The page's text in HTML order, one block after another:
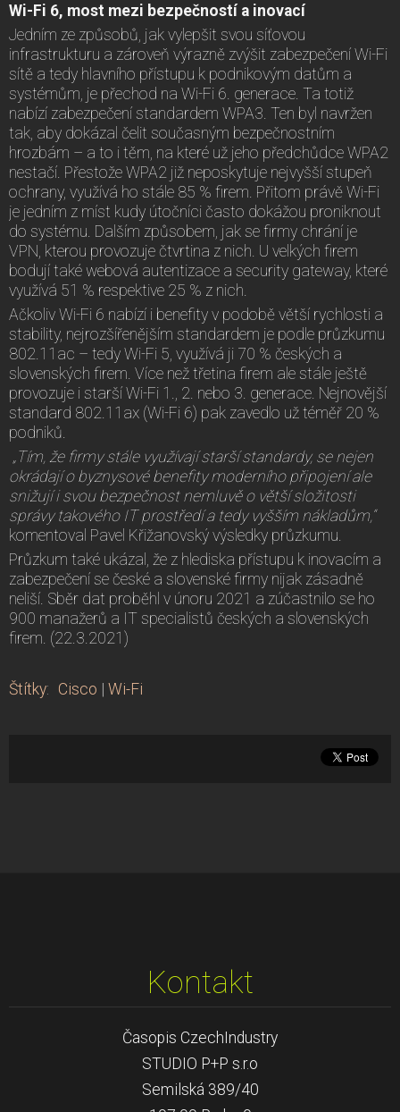
Wi-Fi 6, most mezi bezpečností a inovací
Jedním ze způsobů, jak vylepšit svou síťovou
infrastrukturu a zároveň výrazně zvýšit zabezpečení Wi-Fi
sítě a tedy hlavního přístupu k podnikovým datům a
systémům, je přechod na Wi-Fi 6. generace. Ta totiž
nabízí zabezpečení standardem WPA3. Ten byl navržen
tak, aby dokázal čelit současným bezpečnostním
hrozbám – a to i těm, na které už jeho předchůdce WPA2
nestačí. Přestože WPA2 již neposkytuje nejvyšší stupeň
ochrany, využívá ho stále 85 % firem. Přitom právě Wi-Fi
je jedním z míst kudy útočníci často dokážou proniknout
do systému. Dalším způsobem, jak se firmy chrání je
VPN, kterou provozuje čtvrtina z nich. U velkých firem
bodují také webová autentizace a security gateway, které
využívá 51 % respektive 25 % z nich.
Ačkoliv Wi-Fi 6 nabízí i benefity v podobě větší rychlosti a
stability, nejrozšířenějším standardem je podle průzkumu
802.11ac – tedy Wi-Fi 5, využívá ji 70 % českých a
slovenských firem. Více než třetina firem ale stále ještě
provozuje i starší Wi-Fi 1., 2. nebo 3. generace. Nejnovější
standard 802.11ax (Wi-Fi 6) pak zavedlo už téměř 20 %
podniků.
„Tím, že firmy stále využívají starší standardy, se nejen
okrádají o byznysové benefity moderního připojení ale
snižují i svou bezpečnost nemluvě o větší složitosti
správy takového IT prostředí a tedy vyšším nákladům,“
komentoval Pavel Křižanovský výsledky průzkumu.
Průzkum také ukázal, že z hlediska přístupu k inovacím a
zabezpečení se české a slovenské firmy nijak zásadně
neliší. Sběr dat proběhl v únoru 2021 a zúčastnilo se ho
900 manažerů a IT specialistů českých a slovenských
firem. (22.3.2021)
Štítky: Cisco | Wi-Fi
Kontakt
Časopis CzechIndustry
STUDIO P+P s.r.o
Semilská 389/40